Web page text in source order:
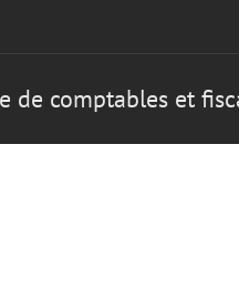
de comptables et